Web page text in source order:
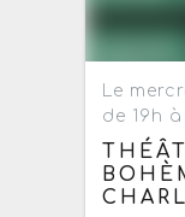
Le
de 19h à